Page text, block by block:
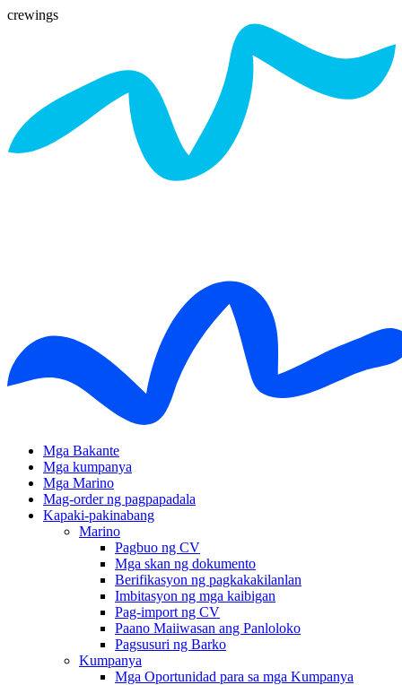
crewings
Mga Bakante
Mga kumpanya
Mga Marino
Mag-order ng pagpapadala
Kapaki-pakinabang
Marino
Pagbuo ng CV
Mga skan ng dokumento
Berifikasyon ng pagkakakilanlan
Imbitasyon ng mga kaibigan
Pag-import ng CV
Paano Maiiwasan ang Panloloko
Pagsusuri ng Barko
Kumpanya
Mga Oportunidad para sa mga Kumpanya